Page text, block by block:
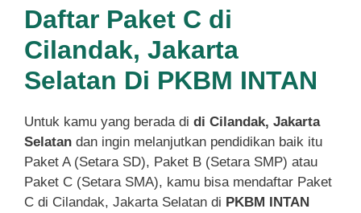
Daftar Paket C di
Cilandak, Jakarta
Selatan Di PKBM INTAN
Untuk kamu yang berada di di Cilandak, Jakarta
Selatan dan ingin melanjutkan pendidikan baik itu
Paket A (Setara SD), Paket B (Setara SMP) atau
Paket C (Setara SMA), kamu bisa mendaftar Paket
C di Cilandak, Jakarta Selatan di PKBM INTAN